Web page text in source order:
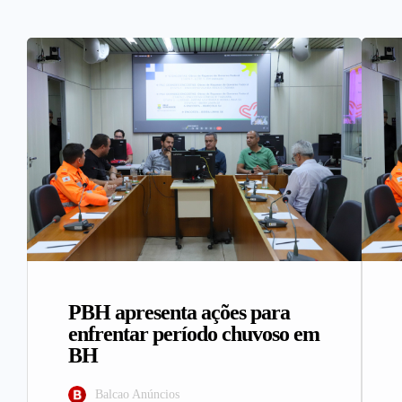
PBH apresenta ações para
enfrentar período chuvoso em
BH
Balcao Anúncios